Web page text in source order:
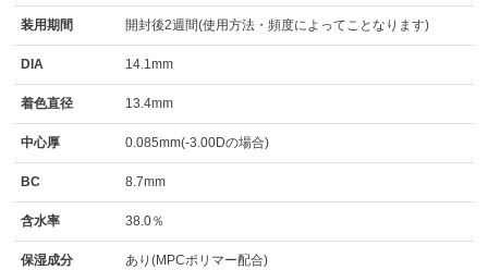
装用期間 開封後2週間(使用方法・頻度によってことなります)
DIA 14.1mm
着色直径 13.4mm
中心厚 0.085mm(-3.00Dの場合)
BC 8.7mm
含水率 38.0％
保湿成分 あり(MPCポリマー配合)